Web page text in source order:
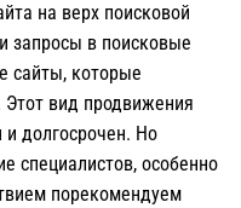
на верх поисковой
запросы в поисковые
сайты, которые
вид продвижения
и долгосрочен. Но
специалистов, особенно
порекомендуем